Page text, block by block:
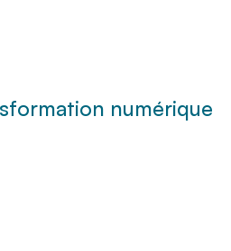
numérique